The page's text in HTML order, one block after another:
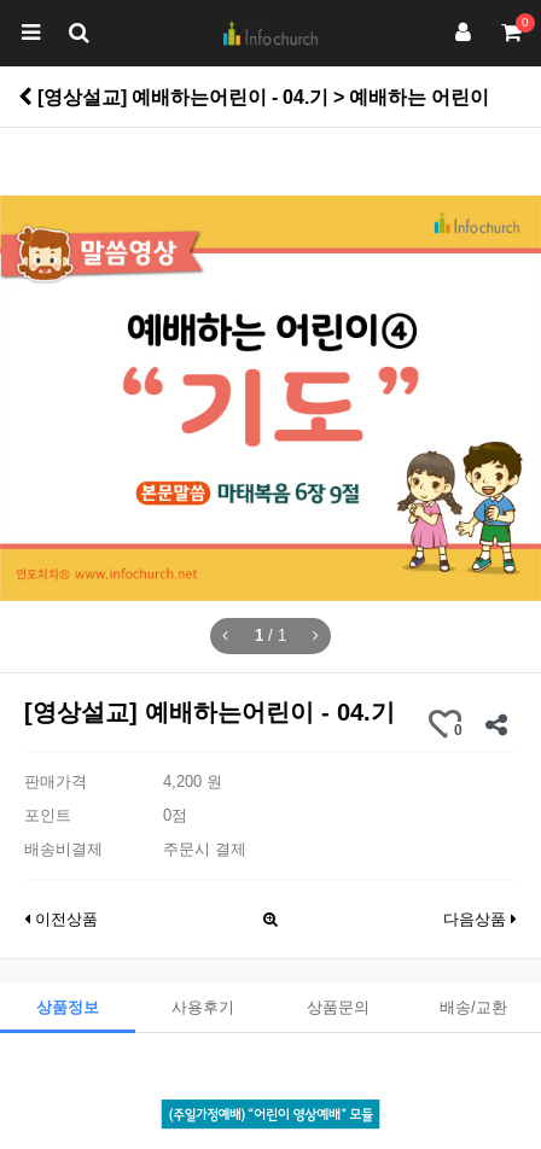
0
[영상설교] 예배하는어린이 - 04.기 > 예배하는 어린이
1 / 1
[영상설교] 예배하는어린이 - 04.기
0
판매가격
4,200 원
포인트
0점
배송비결제
주문시 결제
이전상품 다음상품
상품정보 사용후기 상품문의 배송/교환